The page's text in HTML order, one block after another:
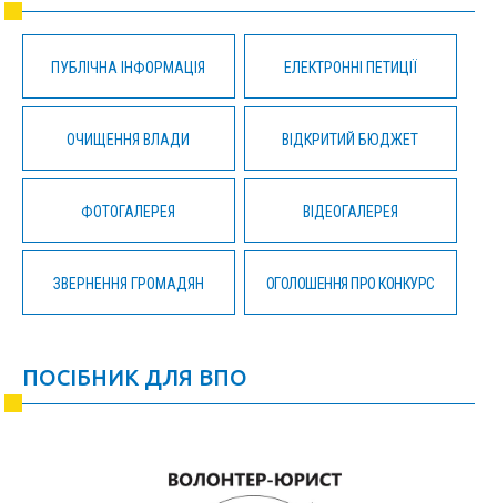
ПУБЛІЧНА ІНФОРМАЦІЯ ЕЛЕКТРОННІ ПЕТИЦІЇ
ОЧИЩЕННЯ ВЛАДИ ВІДКРИТИЙ БЮДЖЕТ
ФОТОГАЛЕРЕЯ ВІДЕОГАЛЕРЕЯ
ЗВЕРНЕННЯ ГРОМАДЯН ОГОЛОШЕННЯ ПРО КОНКУРС
ПОСІБНИК ДЛЯ ВПО